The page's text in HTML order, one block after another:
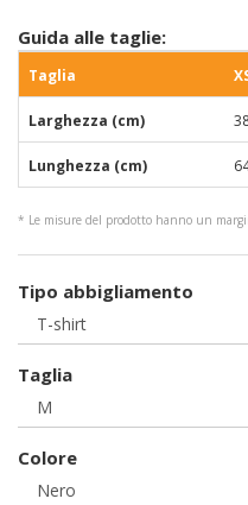
Guida alle taglie:
Taglia
Larghezza (cm)
Lunghezza (cm)
* Le misure del prodotto hanno un
Tipo abbigliamento
Taglia
Colore